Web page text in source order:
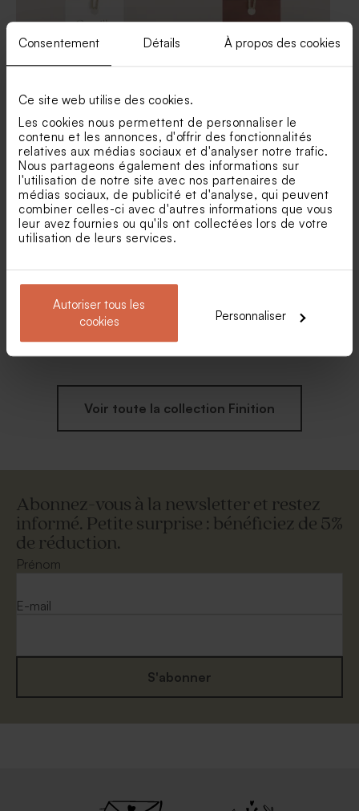
Consentement Détails À propos des cookies
Ce site web utilise des cookies.
Les cookies nous permettent de personnaliser le
contenu et les annonces, d'offrir des fonctionnalités
relatives aux médias sociaux et d'analyser notre trafic.
Nous partageons également des informations sur
l'utilisation de notre site avec nos partenaires de
médias sociaux, de publicité et d'analyse, qui peuvent
combiner celles-ci avec d'autres informations que vous
leur avez fournies ou qu'ils ont collectées lors de votre
utilisation de leurs services.
Autoriser tous les
cookies
Personnaliser
Savon mariage arche vert
sauge - senteur Thé Chai
Tube à bulles mariage vert
eucalyptus
Étiquette savon artisanal
pampa
Etiquette mariage terracotta
et dorure
Nouveautés
le bonheur
dorés
Voir toute la collection Finition
Abonnez-vous à la newsletter et restez
informé. Petite surprise : bénéficiez de 5%
de réduction.
Prénom
E-mail
S'abonner